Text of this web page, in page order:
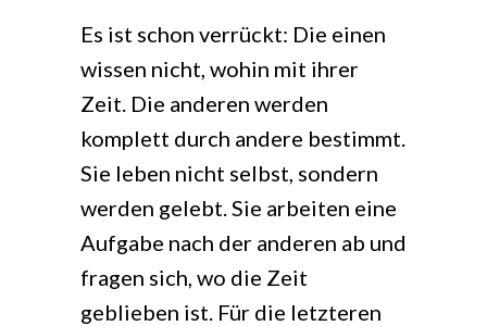
Es ist schon verrückt: Die einen
wissen nicht, wohin mit ihrer
Zeit. Die anderen werden
komplett durch andere bestimmt.
Sie leben nicht selbst, sondern
werden gelebt. Sie arbeiten eine
Aufgabe nach der anderen ab und
fragen sich, wo die Zeit
geblieben ist. Für die letzteren